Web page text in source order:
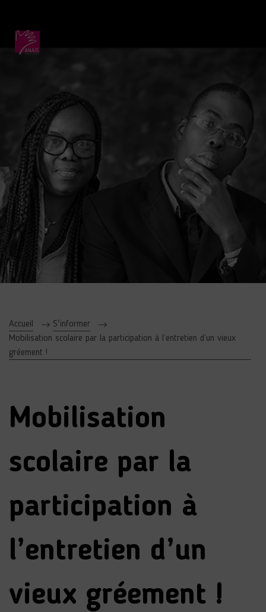
Accueil
S'informer
Mobilisation scolaire par la participation à l’entretien d’un vieux
gréement !
Mobilisation
scolaire par la
participation à
l’entretien d’un
vieux gréement !